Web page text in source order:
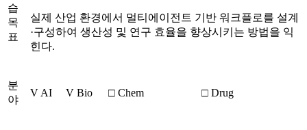
습
목
표
실제 산업 환경에서 멀티에이전트 기반 워크플로를 설계
·구성하여 생산성 및 연구 효율을 향상시키는 방법을 익
힌다.
분
야
V AI V Bio □ Chem □ Drug